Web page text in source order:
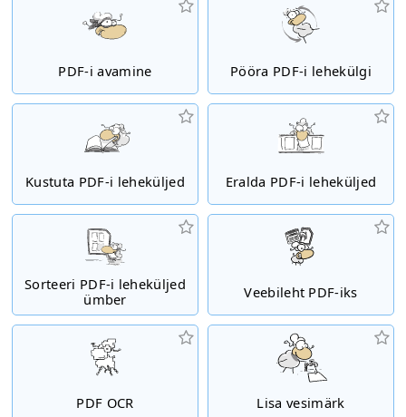
PDF-i avamine Pööra PDF-i lehekülgi
Kustuta PDF-i leheküljed Eralda PDF-i leheküljed
Sorteeri PDF-i leheküljed
ümber
Veebileht PDF-iks
PDF OCR Lisa vesimärk